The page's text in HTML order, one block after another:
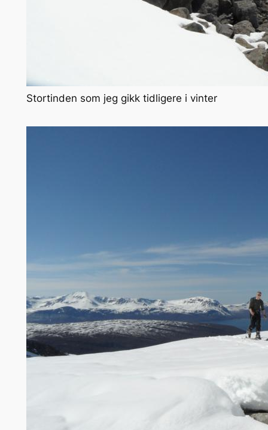
Stortinden som jeg gikk tidligere i vinter